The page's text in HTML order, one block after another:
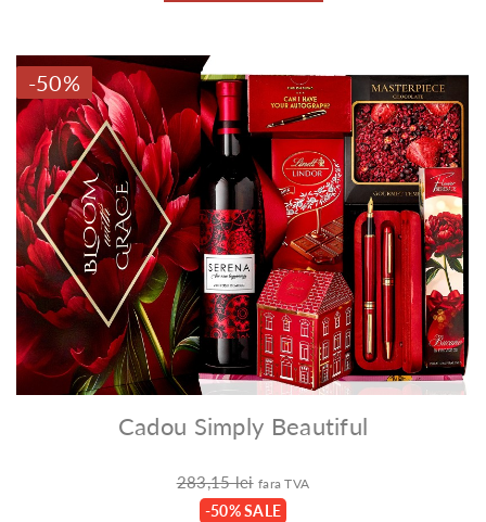
-50%
Cadou Simply Beautiful
283,15 lei fara TVA
-50% SALE